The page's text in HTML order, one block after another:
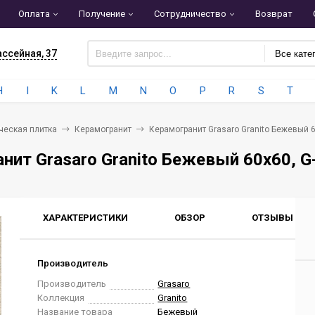
Оплата Получение Сотрудничество Возврат
37 Все
I K L M N O P R S T
плитка Керамогранит Керамогранит Grasaro Granito Бежевый
Grasaro Granito Бежевый 60x60,
ХАРАКТЕРИСТИКИ ОБЗОР ОТЗЫВЫ
Производитель
Производитель
Grasaro
Коллекция
Granito
Название товара
Бежевый